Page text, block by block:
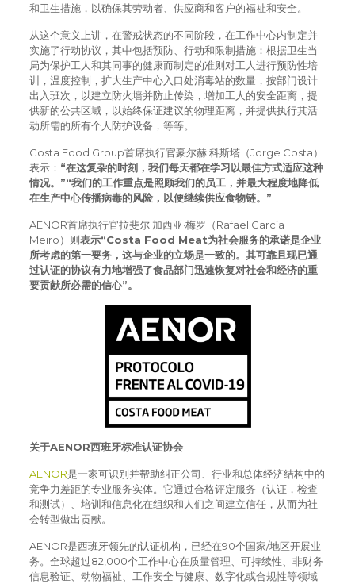
和卫生措施，以确保其劳动者、供应商和客户的福祉和安全。
从这个意义上讲，在警戒状态的不同阶段，在工作中心内制定并
实施了行动协议，其中包括预防、行动和限制措施：根据卫生当
局为保护工人和其同事的健康而制定的准则对工人进行预防性培
训，温度控制，扩大生产中心入口处消毒站的数量，按部门设计
出入班次，以建立防火墙并防止传染，增加工人的安全距离，提
供新的公共区域，以始终保证建议的物理距离，并提供执行其活
动所需的所有个人防护设备，等等。
Costa Food Group首席执行官豪尔赫·科斯塔（Jorge Costa）
表示： “在这复杂的时刻，我们每天都在学习以最佳方式适应这种
情况。”“我们的工作重点是照顾我们的员工，并最大程度地降低
在生产中心传播病毒的风险，以便继续供应食物链。”
AENOR首席执行官拉斐尔·加西亚·梅罗（Rafael García
Meiro）则表示“Costa Food Meat为社会服务的承诺是企业
所考虑的第一要务，这与企业的立场是一致的。其可靠且现已通
过认证的协议有力地增强了食品部门迅速恢复对社会和经济的重
要贡献所必需的信心”。
关于AENOR西班牙标准认证协会
AENOR是一家可识别并帮助纠正公司、行业和总体经济结构中的
竞争力差距的专业服务实体。它通过合格评定服务（认证，检查
和测试）、培训和信息化在组织和人们之间建立信任，从而为社
会转型做出贡献。
AENOR是西班牙领先的认证机构，已经在90个国家/地区开展业
务。全球超过82,000个工作中心在质量管理、可持续性、非财务
信息验证、动物福祉、工作安全与健康、数字化或合规性等领域